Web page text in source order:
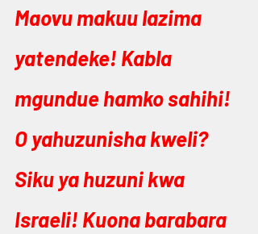
Maovu makuu lazima
yatendeke! Kabla
mgundue hamko sahihi!
O yahuzunisha kweli?
Siku ya huzuni kwa
Israeli! Kuona barabara